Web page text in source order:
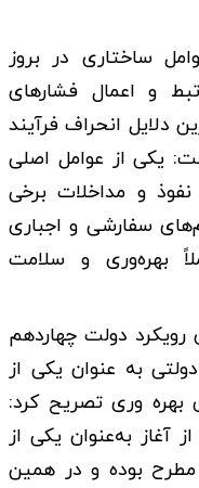
ساختاری در بروز
و اعمال فشارهای
دلایل انحراف فرآیند
یکی از عوامل اصلی
نفوذ و مداخلات برخی
سفارشی و اجباری
بهره‌وری و سلامت
رویکرد دولت چهاردهم
به عنوان یکی از
بهره وری تصریح کرد‌:
آغاز به‌عنوان یکی از
مطرح بوده و در همین